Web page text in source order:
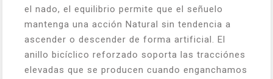
el nado, el equilibrio permite que el señuelo
mantenga una acción Natural sin tendencia a
ascender o descender de forma artificial. El
anillo bicíclico reforzado soporta las tracciónes
elevadas que se producen cuando enganchamos